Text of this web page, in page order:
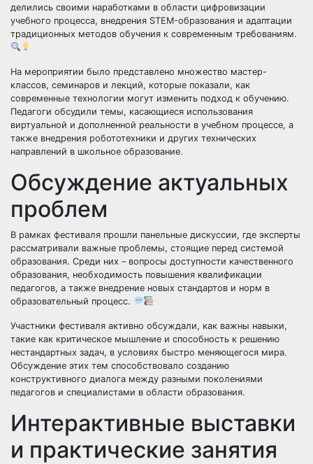
делились своими наработками в области цифровизации
учебного процесса, внедрения STEM-образования и адаптации
традиционных методов обучения к современным требованиям.
На мероприятии было представлено множество мастер-
классов, семинаров и лекций, которые показали, как
современные технологии могут изменить подход к обучению.
Педагоги обсудили темы, касающиеся использования
виртуальной и дополненной реальности в учебном процессе, а
также внедрения робототехники и других технических
направлений в школьное образование.
Обсуждение актуальных
проблем
В рамках фестиваля прошли панельные дискуссии, где эксперты
рассматривали важные проблемы, стоящие перед системой
образования. Среди них – вопросы доступности качественного
образования, необходимость повышения квалификации
педагогов, а также внедрение новых стандартов и норм в
образовательный процесс.
Участники фестиваля активно обсуждали, как важны навыки,
такие как критическое мышление и способность к решению
нестандартных задач, в условиях быстро меняющегося мира.
Обсуждение этих тем способствовало созданию
конструктивного диалога между разными поколениями
педагогов и специалистами в области образования.
Интерактивные выставки
и практические занятия